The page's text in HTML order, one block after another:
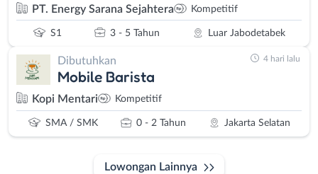
PT. Energy Sarana Sejahtera Kompetitif
S1 3 - 5 Tahun Luar Jabodetabek
Dibutuhkan
Mobile Barista
Kopi Mentari Kompetitif
SMA / SMK 0 - 2 Tahun Jakarta Selatan
4 hari lalu
Lowongan Lainnya